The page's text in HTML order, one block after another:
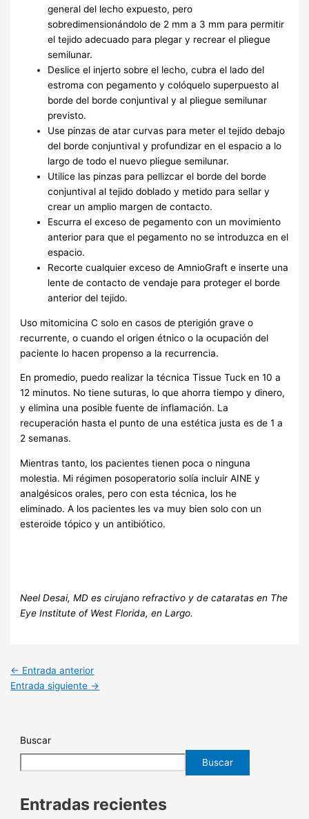
general del lecho expuesto, pero
sobredimensionándolo de 2 mm a 3 mm para permitir
el tejido adecuado para plegar y recrear el pliegue
semilunar.
Deslice el injerto sobre el lecho, cubra el lado del
estroma con pegamento y colóquelo superpuesto al
borde del borde conjuntival y al pliegue semilunar
previsto.
Use pinzas de atar curvas para meter el tejido debajo
del borde conjuntival y profundizar en el espacio a lo
largo de todo el nuevo pliegue semilunar.
Utilice las pinzas para pellizcar el borde del borde
conjuntival al tejido doblado y metido para sellar y
crear un amplio margen de contacto.
Escurra el exceso de pegamento con un movimiento
anterior para que el pegamento no se introduzca en el
espacio.
Recorte cualquier exceso de AmnioGraft e inserte una
lente de contacto de vendaje para proteger el borde
anterior del tejido.
Uso mitomicina C solo en casos de pterigión grave o
recurrente, o cuando el origen étnico o la ocupación del
paciente lo hacen propenso a la recurrencia.
En promedio, puedo realizar la técnica Tissue Tuck en 10 a
12 minutos. No tiene suturas, lo que ahorra tiempo y dinero,
y elimina una posible fuente de inflamación. La
recuperación hasta el punto de una estética justa es de 1 a
2 semanas.
Mientras tanto, los pacientes tienen poca o ninguna
molestia. Mi régimen posoperatorio solía incluir AINE y
analgésicos orales, pero con esta técnica, los he
eliminado. A los pacientes les va muy bien solo con un
esteroide tópico y un antibiótico.
Neel Desai, MD es cirujano refractivo y de cataratas en The
Eye Institute of West Florida, en Largo.
← Entrada anterior
Entrada siguiente →
Buscar
Buscar
Entradas recientes